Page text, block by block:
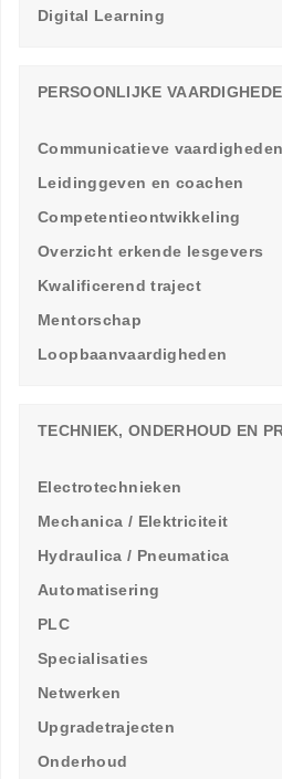
Digital Learning
PERSOONLIJKE
Communicatieve vaardigheden
Leidinggeven en coachen
Competentieontwikkeling
Overzicht erkende lesgevers
Kwalificerend traject
Mentorschap
Loopbaanvaardigheden
TECHNIEK, ONDERHOUD EN
Electrotechnieken
Mechanica / Elektriciteit
Hydraulica / Pneumatica
Automatisering
PLC
Specialisaties
Netwerken
Upgradetrajecten
Onderhoud